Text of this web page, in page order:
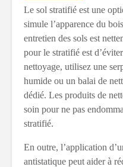
Le sol stratifié est une
simule l’apparence du
entretien des sols est
pour le stratifié est
nettoyage, utilisez une
humide ou un balai de
dédié. Les produits de
soin pour ne pas
stratifié.
En outre, l’application
antistatique peut aider à